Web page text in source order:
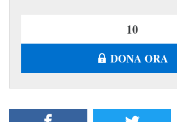
DONA ORA